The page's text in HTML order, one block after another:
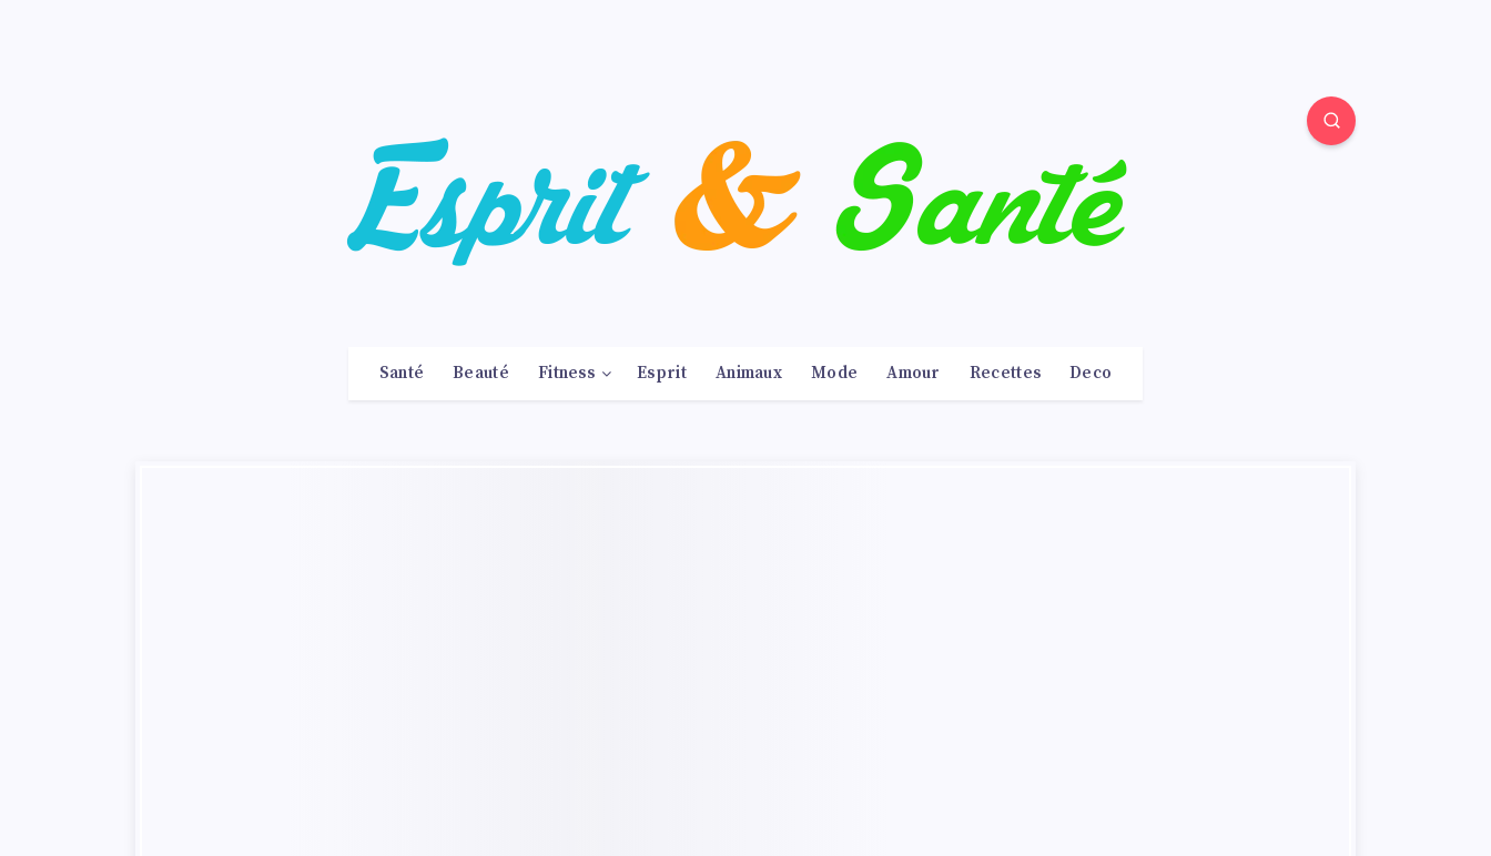
Santé Beauté Fitness Esprit Animaux Mode Amour Recettes Deco